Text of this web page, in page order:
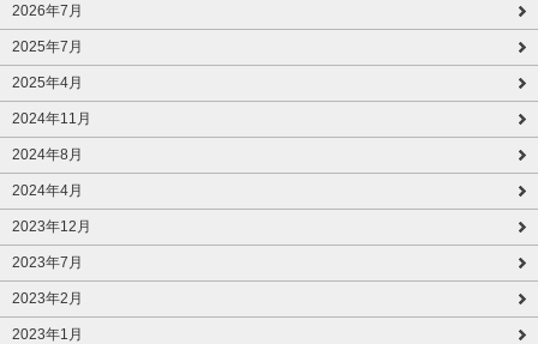
2026年7月
2025年7月
2025年4月
2024年11月
2024年8月
2024年4月
2023年12月
2023年7月
2023年2月
2023年1月